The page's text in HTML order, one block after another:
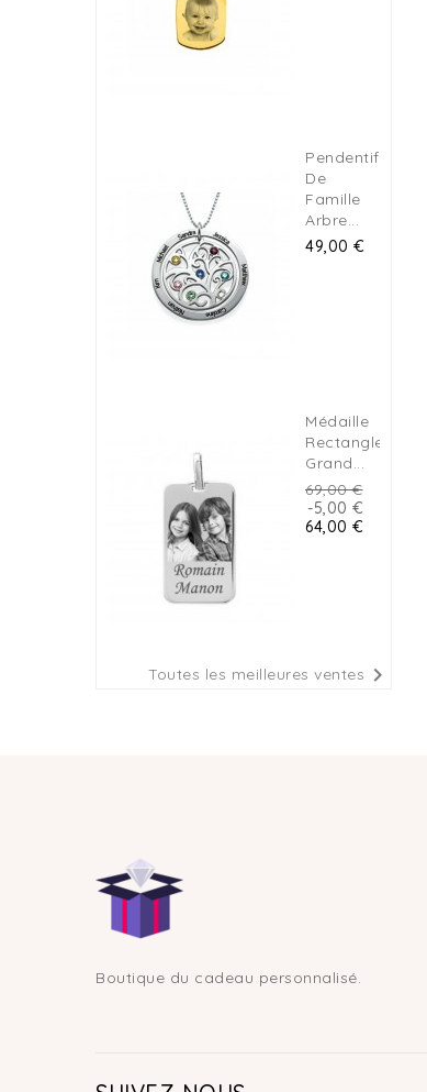
Pendentif
De
Famille
Arbre...
Prix
49,00 €
Médaille
Rectangle
Grand...
Prix
de
base
69,00 €
-5,00 €
64,00 €
Toutes les meilleures ventes 
Boutique du cadeau personnalisé.